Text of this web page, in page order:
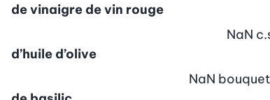
de vinaigre de vin rouge
d’huile d’olive
NaN
NaN